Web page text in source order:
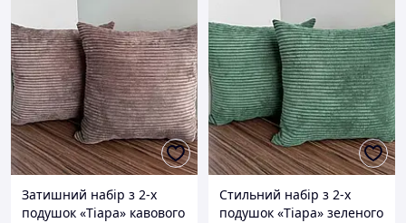
Затишний набір з 2-х
подушок «Тіара» кавового
Стильний набір з 2-х
подушок «Тіара» зеленого